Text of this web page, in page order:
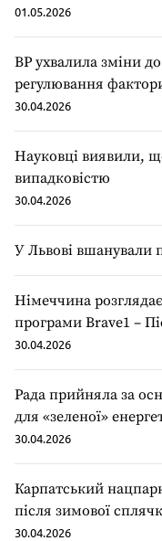
01.05.2026
ВР ухвалила зміни
регулювання
30.04.2026
Науковці виявили,
випадковістю
30.04.2026
У Львові вшанували
Німеччина
програми Brave1 –
30.04.2026
Рада прийняла за
для «зеленої»
30.04.2026
Карпатський
після зимової
30.04.2026